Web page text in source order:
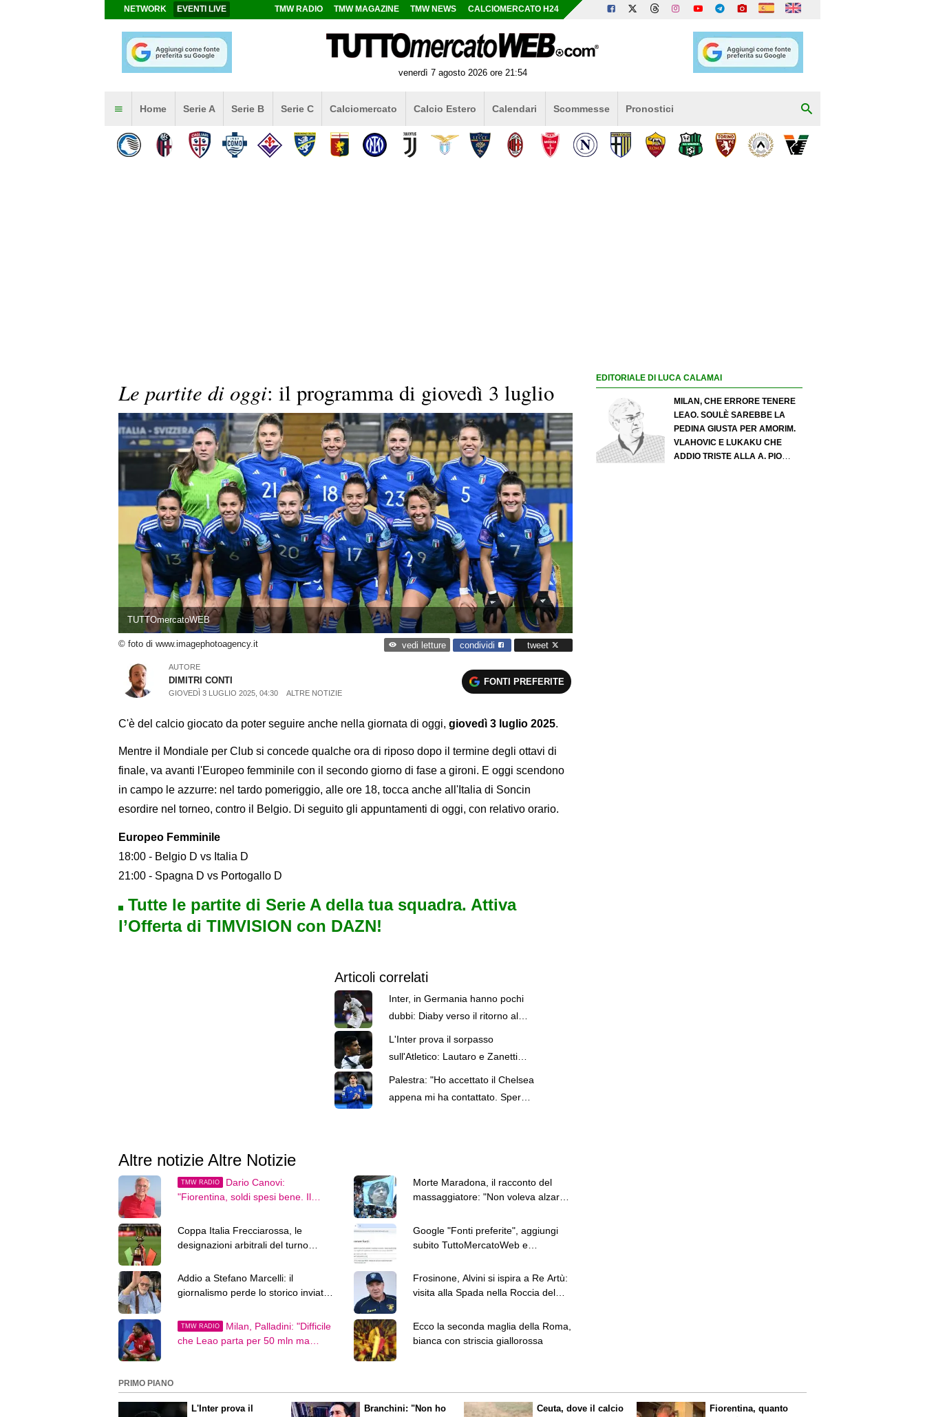
NETWORK EVENTI LIVE TMW RADIO TMW MAGAZINE TMW NEWS CALCIOMERCATO H24
venerdì 7 agosto 2026 ore 21:54
Home Serie A Serie B Serie C Calciomercato Calcio Estero Calendari Scommesse Pronostici
Le partite di oggi: il programma di giovedì 3 luglio
TUTTOmercatoWEB
© foto di www.imagephotoagency.it vedi letture condividi tweet
AUTORE
DIMITRI CONTI
GIOVEDÌ 3 LUGLIO 2025, 04:30 ALTRE NOTIZIE
FONTI PREFERITE
C'è del calcio giocato da poter seguire anche nella giornata di oggi, giovedì 3 luglio 2025.
Mentre il Mondiale per Club si concede qualche ora di riposo dopo il termine degli ottavi di
finale, va avanti l'Europeo femminile con il secondo giorno di fase a gironi. E oggi scendono
in campo le azzurre: nel tardo pomeriggio, alle ore 18, tocca anche all'Italia di Soncin
esordire nel torneo, contro il Belgio. Di seguito gli appuntamenti di oggi, con relativo orario.
Europeo Femminile
18:00 - Belgio D vs Italia D
21:00 - Spagna D vs Portogallo D
Tutte le partite di Serie A della tua squadra. Attiva
l’Offerta di TIMVISION con DAZN!
Articoli correlati
Inter, in Germania hanno pochi
dubbi: Diaby verso il ritorno al
Leverkusen
L'Inter prova il sorpasso
sull'Atletico: Lautaro e Zanetti
Palestra: "Ho accettato il Chelsea
appena mi ha contattato. Spero
Altre notizie Altre Notizie
TMW RADIO
Dario Canovi:
"Fiorentina, soldi spesi bene. Il
Morte Maradona, il racconto del
massaggiatore: "Non voleva alzarsi
Coppa Italia Frecciarossa, le
designazioni arbitrali del turno
Google "Fonti preferite", aggiungi
subito TuttoMercatoWeb e
Addio a Stefano Marcelli: il
giornalismo perde lo storico inviato
Frosinone, Alvini si ispira a Re Artù:
visita alla Spada nella Roccia del
TMW RADIO
Milan, Palladini: "Difficile
che Leao parta per 50 mln ma
Ecco la seconda maglia della Roma,
bianca con striscia giallorossa
EDITORIALE DI LUCA CALAMAI
MILAN, CHE ERRORE TENERE
LEAO. SOULÈ SAREBBE LA
PEDINA GIUSTA PER AMORIM.
VLAHOVIC E LUKAKU CHE
ADDIO TRISTE ALLA A. PIO
PRIMO PIANO
L'Inter prova il
Branchini: "Non ho
Ceuta, dove il calcio
Fiorentina, quanto